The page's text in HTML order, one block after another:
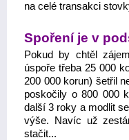
na celé transakci
Spoření je v
Pokud by chtěl
úspoře třeba 25 000
200 000 korun) šetřil
poskočily o 800 000
další 3 roky a modlit
výše. Navíc už
stačit...